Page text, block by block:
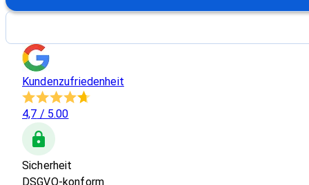
Kundenzufriedenheit
4,7 / 5.00
Sicherheit
DSGVO-konform